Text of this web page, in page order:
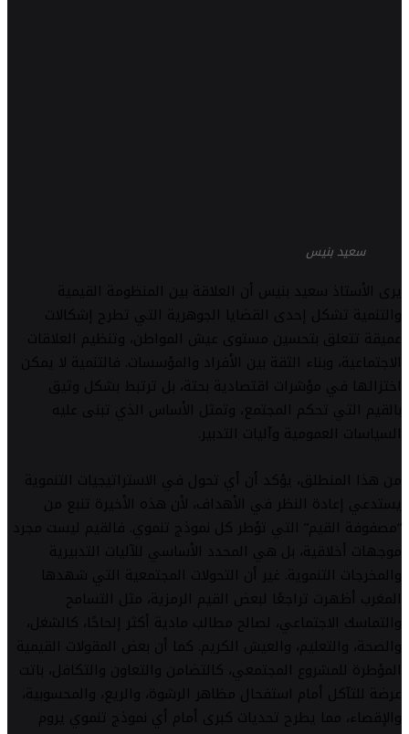
سعيد بنيس
يرى الأستاذ سعيد بنيس أن العلاقة بين المنظومة القيمية
والتنمية تشكل إحدى القضايا الجوهرية التي تطرح إشكالات
عميقة تتعلق بتحسين مستوى عيش المواطن، وتنظيم العلاقات
الاجتماعية، وبناء الثقة بين الأفراد والمؤسسات. فالتنمية لا يمكن
اختزالها في مؤشرات اقتصادية بحتة، بل ترتبط بشكل وثيق
بالقيم التي تحكم المجتمع، وتمثل الأساس الذي تبنى عليه
السياسات العمومية وآليات التدبير.
من هذا المنطلق، يؤكد أن أي تحول في الاستراتيجيات التنموية
يستدعي إعادة النظر في الأهداف، لأن هذه الأخيرة تنبع من
“مصفوفة القيم” التي تؤطر كل نموذج تنموي. فالقيم ليست مجرد
موجهات أخلاقية، بل هي المحدد الأساسي للآليات التدبيرية
والمخرجات التنموية. غير أن التحولات المجتمعية التي شهدها
المغرب أظهرت تراجعًا لبعض القيم الرمزية، مثل التسامح
والتماسك الاجتماعي، لصالح مطالب مادية أكثر إلحاحًا، كالشغل،
والصحة، والتعليم، والعيش الكريم. كما أن بعض المقولات القيمية
المؤطرة للمشروع المجتمعي، كالتضامن والتعاون والتكافل، باتت
عرضة للتآكل أمام استفحال مظاهر الرشوة، والريع، والمحسوبية،
والإقصاء، مما يطرح تحديات كبرى أمام أي نموذج تنموي يروم